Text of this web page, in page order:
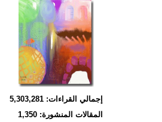
إجمالي القراءات: 5,303,281
المقالات المنشورة: 1,350